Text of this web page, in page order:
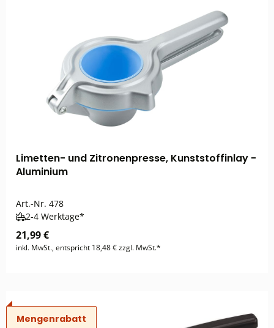
Limetten- und Zitronenpresse, Kunststoffinlay -
Aluminium
Art.-Nr. 478
2-4 Werktage*
21,99 €
inkl. MwSt., entspricht 18,48 € zzgl. MwSt.*
Mengenrabatt